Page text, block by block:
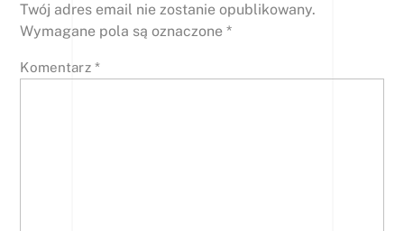
Twój adres email nie zostanie opublikowany.
Wymagane pola są oznaczone*
Komentarz *